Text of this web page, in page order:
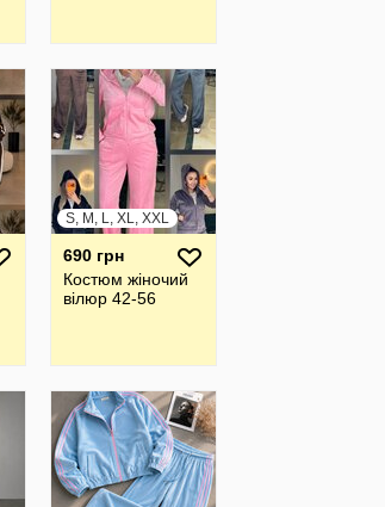
S, M, L, XL, XXL
690 грн
Костюм жіночий
вілюр 42-56